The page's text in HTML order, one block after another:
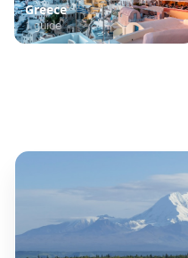
Greece
1guide